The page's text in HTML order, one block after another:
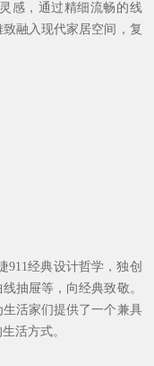
感，通过精细流畅的线
融入现代家居空间，复
911经典设计哲学，独创
抽屉等，向经典致敬。
活家们提供了一个兼具
活方式。